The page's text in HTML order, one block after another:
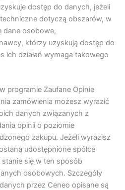
dostęp do danych, jeżeli
dotyczą obszarów, w
dane osobowe,
którzy uzyskują dostęp do
ich działań wymaga takowego
programie Zaufane Opinie
zamówienia możesz wyrazić
danych związanych z
opinii o poziomie
zakupu. Jeżeli wyrazisz
udostępnione spółce
stanie się w ten sposób
osobowych. Szczegóły
przez Ceneo opisane są